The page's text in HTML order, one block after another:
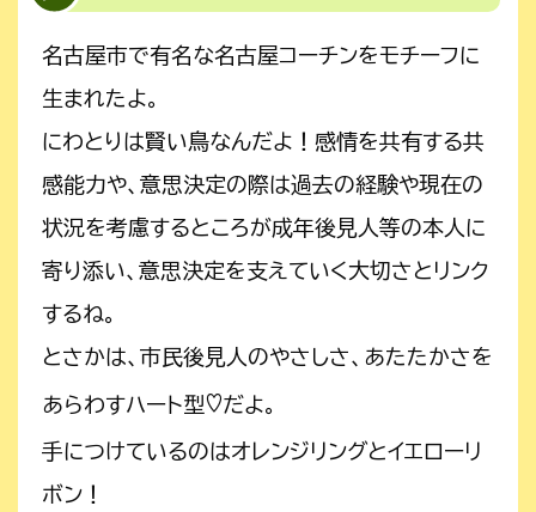
名古屋市で有名な名古屋コーチンをモチーフに
生まれたよ。
にわとりは賢い鳥なんだよ！感情を共有する共
感能力や、意思決定の際は過去の経験や現在の
状況を考慮するところが成年後見人等の本人に
寄り添い、意思決定を支えていく大切さとリンク
するね。
とさかは、市民後見人のやさしさ、あたたかさを
あらわすハート型♡だよ。
手につけているのはオレンジリングとイエローリ
ボン！